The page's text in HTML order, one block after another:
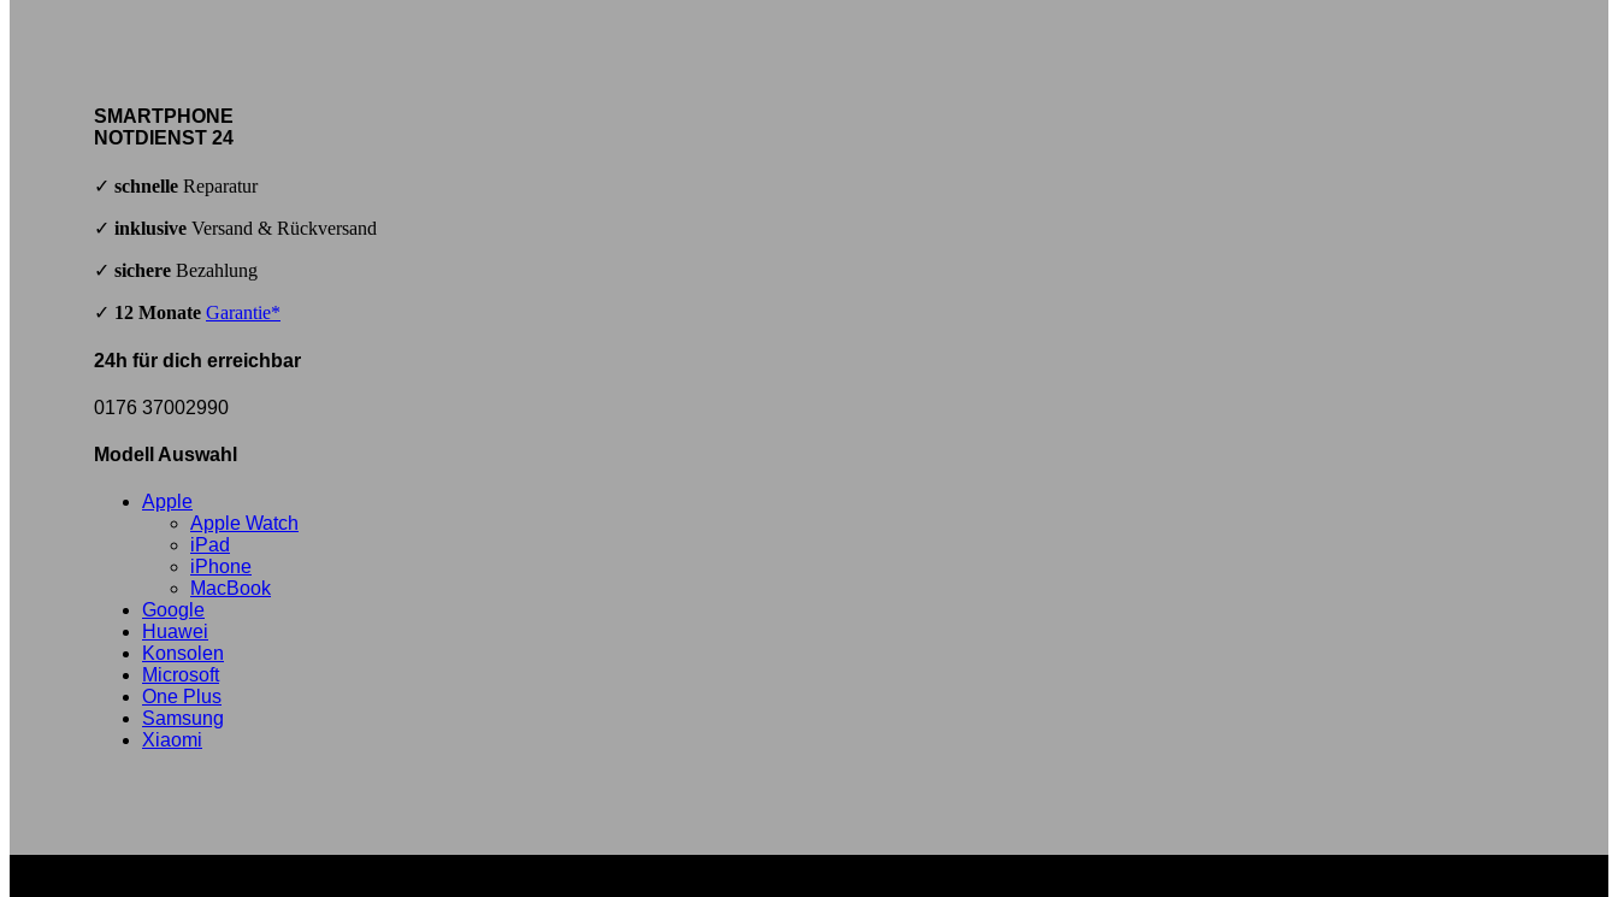
SMARTPHONE
NOTDIENST 24
✓ schnelle Reparatur
✓ inklusive Versand & Rückversand
✓ sichere Bezahlung
✓ 12 Monate Garantie*
24h für dich erreichbar
0176 37002990
Modell Auswahl
Apple
Apple Watch
iPad
iPhone
MacBook
Google
Huawei
Konsolen
Microsoft
One Plus
Samsung
Xiaomi